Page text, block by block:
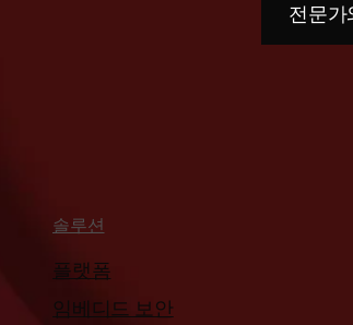
전문가
솔루션
플랫폼
임베디드 보안